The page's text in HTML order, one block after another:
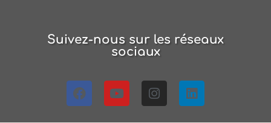
Suivez-nous sur les réseaux
sociaux